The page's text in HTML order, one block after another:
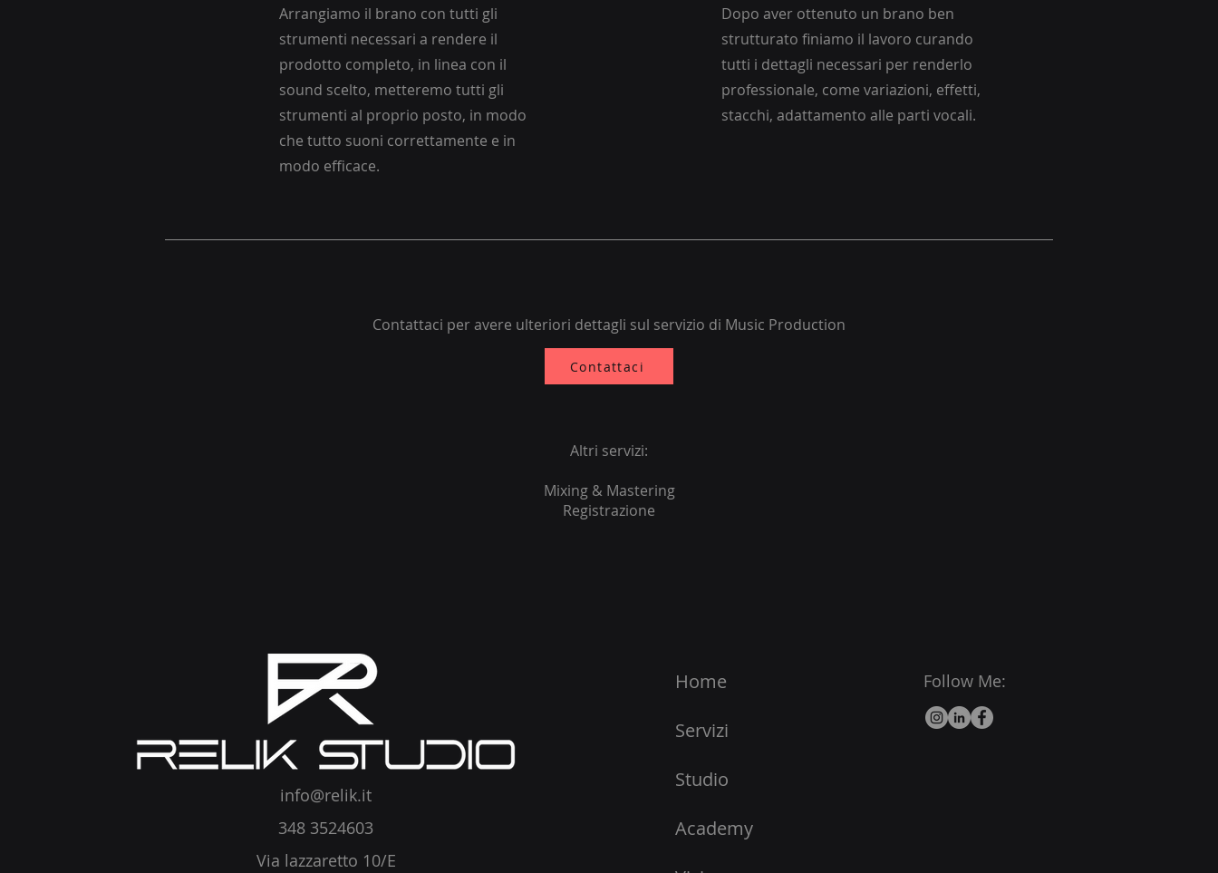
Arrangiamo il brano con tutti gli
strumenti necessari a rendere il
prodotto completo, in linea con il
sound scelto, metteremo tutti gli
strumenti al proprio posto, in modo
che tutto suoni correttamente e in
modo efficace.
Dopo aver ottenuto un brano ben
strutturato finiamo il lavoro curando
tutti i dettagli necessari per renderlo
professionale, come variazioni, effetti,
stacchi, adattamento alle parti vocali.
Contattaci per avere ulteriori dettagli sul servizio di Music Production
Contattaci
Altri servizi:
Mixing & Mastering
Registrazione
info@relik.it
348 3524603
Via lazzaretto 10/E
Home
Servizi
Studio
Academy
Follow Me: